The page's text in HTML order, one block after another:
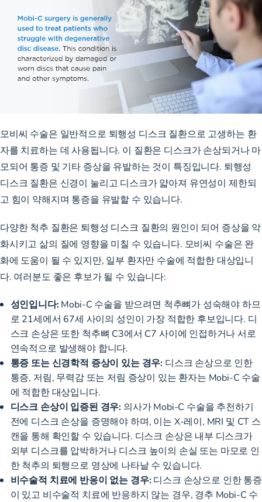
모비씨 수술은 일반적으로 퇴행성 디스크 질환으로 고생하는 환
자를 치료하는 데 사용됩니다. 이 질환은 디스크가 손상되거나 마
모되어 통증 및 기타 증상을 유발하는 것이 특징입니다. 퇴행성
디스크 질환은 신경이 눌리고 디스크가 얇아져 유연성이 제한되
고 힘이 약해지며 통증을 유발할 수 있습니다.
다양한 척추 질환은 퇴행성 디스크 질환의 원인이 되어 증상을 악
화시키고 삶의 질에 영향을 미칠 수 있습니다. 모비씨 수술은 완
화에 도움이 될 수 있지만, 일부 환자만 수술에 적합한 대상입니
다. 여러분도 좋은 후보가 될 수 있습니다:
성인입니다:Mobi-C 수술을 받으려면 척추뼈가 성숙해야 하므
로 21세에서 67세 사이의 성인이 가장 적합한 후보입니다. 디
스크 손상은 또한 척추뼈 C3에서 C7 사이에 인접하거나 서로
연속적으로 발생해야 합니다.
통증 또는 신경학적 증상이 있는 경우: 디스크 손상으로 인한
통증, 저림, 무력감 또는 저림 증상이 있는 환자는 Mobi-C 수술
에 적합한 대상입니다.
디스크 손상이 입증된 경우: 의사가 Mobi-C 수술을 추천하기
전에 디스크 손상을 증명해야 하며, 이는 X-레이, MRI 및 CT 스
캔을 통해 확인할 수 있습니다. 디스크 손상은 내부 디스크가
외부 디스크를 압박하거나 디스크 높이의 손실 또는 마모로 인
한 척추의 퇴행으로 영상에 나타날 수 있습니다.
비수술적 치료에 반응이 없는 경우:디스크 손상으로 인한 통증
이 있고 비수술적 치료에 반응하지 않는 경우, 경추 Mobi-C 수